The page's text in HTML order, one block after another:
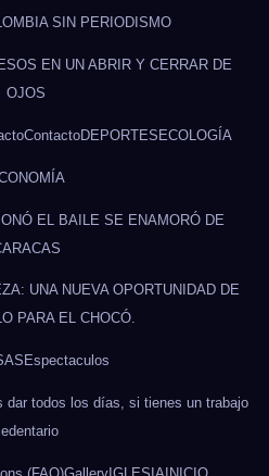
SIN PERIODISMO
EN UN ABRIR Y CERRAR DE
OJOS
ContactoDEPORTES ECOLOGÍA
EL BAILE SE ENAMORÓ DE
UNA NUEVA OPORTUNIDAD DE
PARA EL CHOCÓ.
Espectaculos
dar todos los días, si tienes un trabajo